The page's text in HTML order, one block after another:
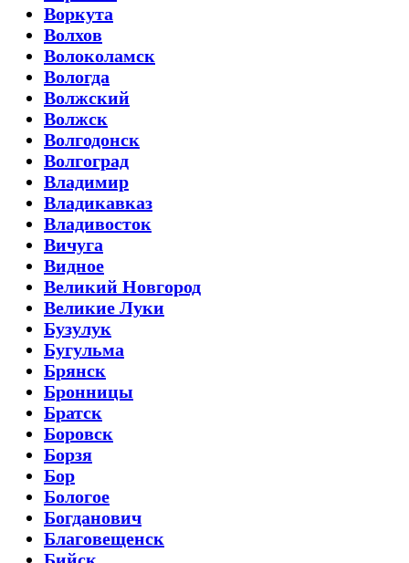
Воркута
Волхов
Волоколамск
Вологда
Волжский
Волжск
Волгодонск
Волгоград
Владимир
Владикавказ
Владивосток
Вичуга
Видное
Великий Новгород
Великие Луки
Бузулук
Бугульма
Брянск
Бронницы
Братск
Боровск
Борзя
Бор
Бологое
Богданович
Благовещенск